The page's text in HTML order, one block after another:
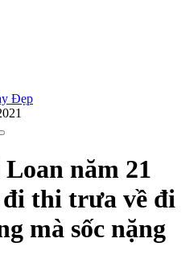
Đẹp
năm 21
đi thi trưa về đi
mà sốc nặng